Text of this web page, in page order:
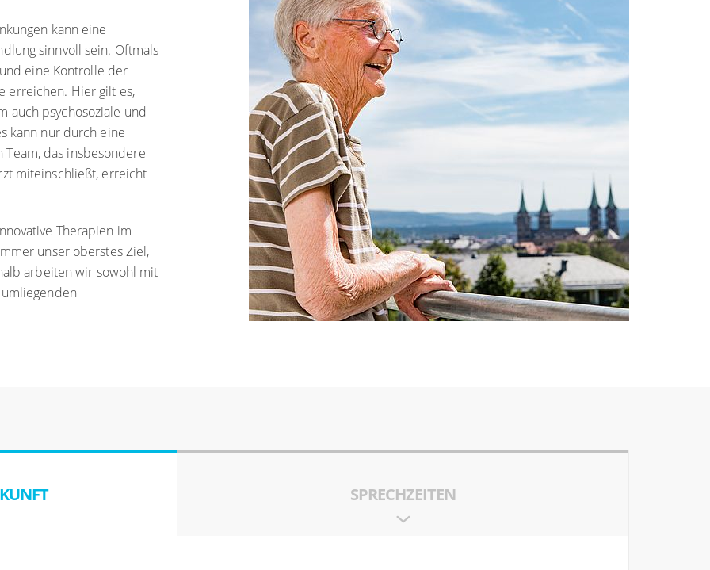
kann eine
sinnvoll sein. Oftmals
eine Kontrolle der
erreichen. Hier gilt es,
auch psychosoziale und
kann nur durch eine
das insbesondere
miteinschließt, erreicht
Therapien im
unser oberstes Ziel,
arbeiten wir sowohl mit
SPRECHZEITEN